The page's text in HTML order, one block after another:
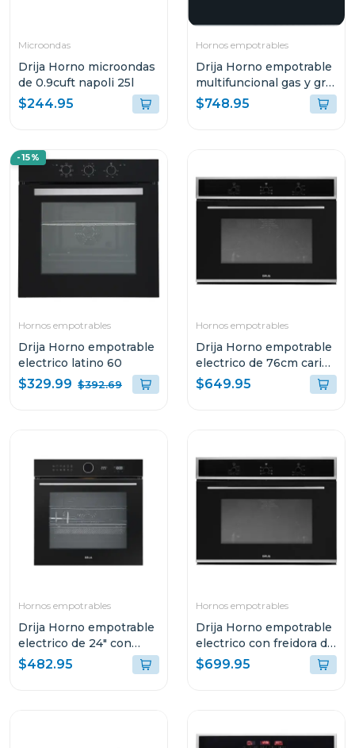
Microondas
Drija Horno microondas
de 0.9cuft napoli 25l
$244.95
Hornos empotrables
Drija Horno empotrable
multifuncional gas y grill
roma 78l 76g
$748.95
-15%
Hornos empotrables
Drija Horno empotrable
electrico latino 60
$329.99 $392.69
Hornos empotrables
Drija Horno empotrable
electrico de 76cm caribe
76
$649.95
Hornos empotrables
Drija Horno empotrable
electrico de 24" con
freidora de aire indico60
$482.95
Hornos empotrables
Drija Horno empotrable
electrico con freidora de
aire de 78l caribe76
$699.95